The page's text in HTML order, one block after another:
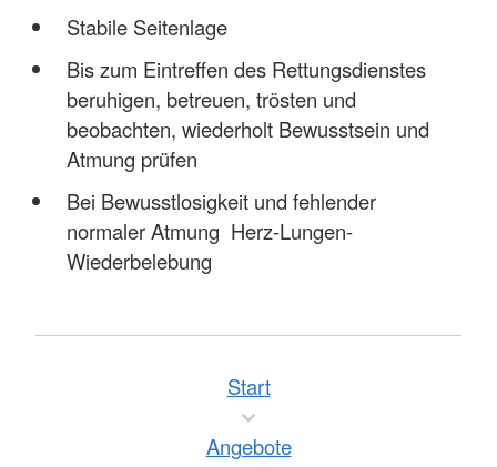
Stabile Seitenlage
Bis zum Eintreffen des Rettungsdienstes
beruhigen, betreuen, trösten und
beobachten, wiederholt Bewusstsein und
Atmung prüfen
Bei Bewusstlosigkeit und fehlender
normaler Atmung Herz-Lungen-
Wiederbelebung
Start
Angebote